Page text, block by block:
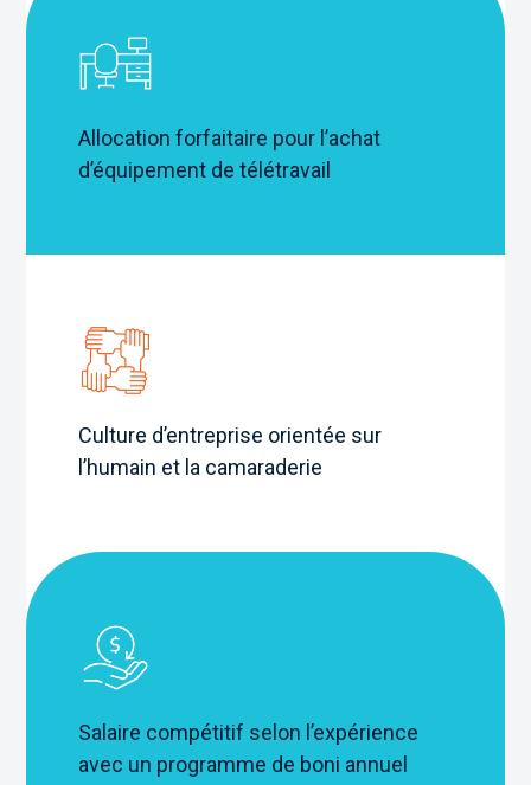
Allocation forfaitaire pour l’achat
d’équipement de télétravail
Culture d’entreprise orientée sur
l’humain et la camaraderie
Salaire compétitif selon l’expérience
avec un programme de boni annuel